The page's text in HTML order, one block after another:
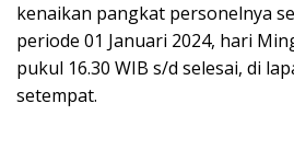
kenaikan pangkat personelnya
periode 01 Januari 2024, hari
pukul 16.30 WIB s/d selesai, di
setempat.